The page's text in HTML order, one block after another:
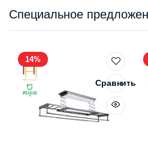
Специальное
14%
Сравнить